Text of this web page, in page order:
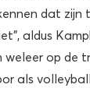
dat zijn
aldus
op de
als